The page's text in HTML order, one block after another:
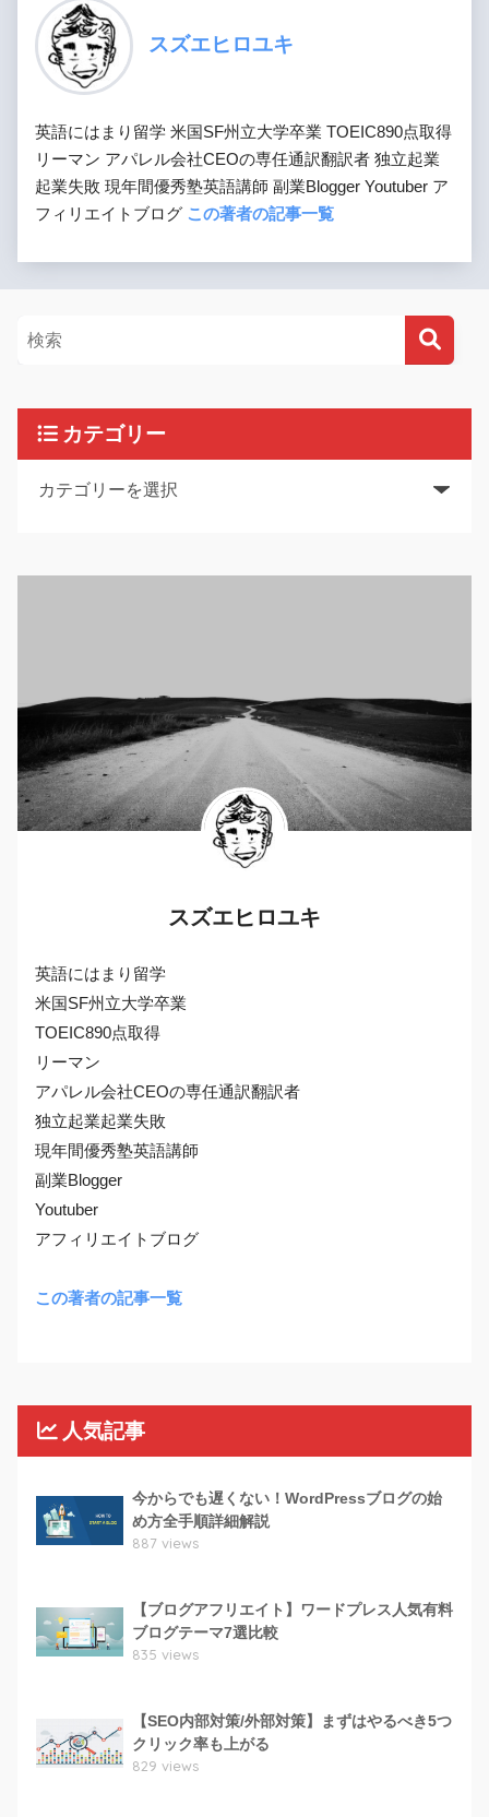
スズエヒロユキ
英語にはまり留学 米国SF州立大学卒業 TOEIC890点取得
リーマン アパレル会社CEOの専任通訳翻訳者 独立起業
起業失敗 現年間優秀塾英語講師 副業Blogger Youtuber ア
フィリエイトブログ この著者の記事一覧
カテゴリー
スズエヒロユキ
英語にはまり留学
米国SF州立大学卒業
TOEIC890点取得
リーマン
アパレル会社CEOの専任通訳翻訳者
独立起業起業失敗
現年間優秀塾英語講師
副業Blogger
Youtuber
アフィリエイトブログ
この著者の記事一覧
人気記事
今からでも遅くない！WordPressブログの始
め方全手順詳細解説
887 views
【ブログアフリエイト】ワードプレス人気有料
ブログテーマ7選比較
835 views
【SEO内部対策/外部対策】まずはやるべき5つ
クリック率も上がる
829 views